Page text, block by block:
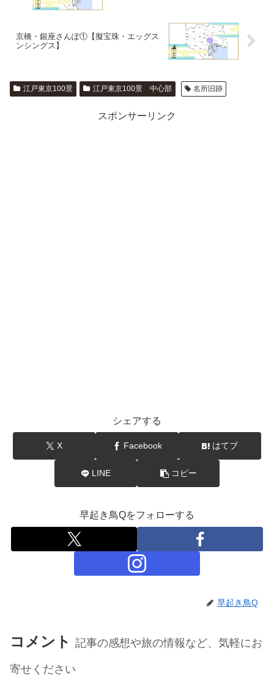
京橋・銀座さんぽ①【擬宝珠・エッグス
ンシングス】
江戸東京100景 江戸東京100景 中心部 名所旧跡
スポンサーリンク
シェアする
X Facebook はてブ
LINE コピー
早起き鳥Qをフォローする
早起き鳥Q
コメント 記事の感想や旅の情報など、気軽にお
寄せください